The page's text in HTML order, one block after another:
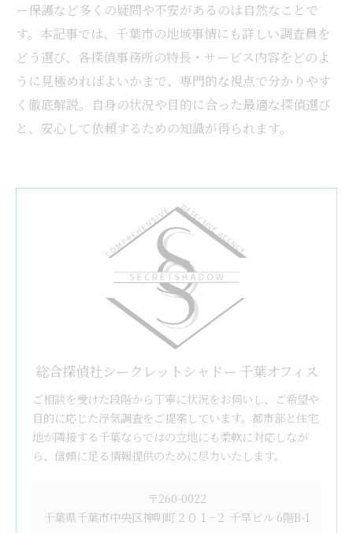
ー保護など多くの疑問や不安があるのは自然なことで
す。本記事では、千葉市の地域事情にも詳しい調査員を
どう選び、各探偵事務所の特長・サービス内容をどのよ
うに見極めればよいかまで、専門的な視点で分かりやす
く徹底解説。自身の状況や目的に合った最適な探偵選び
と、安心して依頼するための知識が得られます。
総合探偵社シークレットシャドー 千葉オフィス
ご相談を受けた段階から丁寧に状況をお伺いし、ご希望や
目的に応じた浮気調査をご提案しています。都市部と住宅
地が隣接する千葉ならではの立地にも柔軟に対応しなが
ら、信頼に足る情報提供のために尽力いたします。
〒260-0022
千葉県千葉市中央区神明町２０１−２ 千早ビル 6階B-1